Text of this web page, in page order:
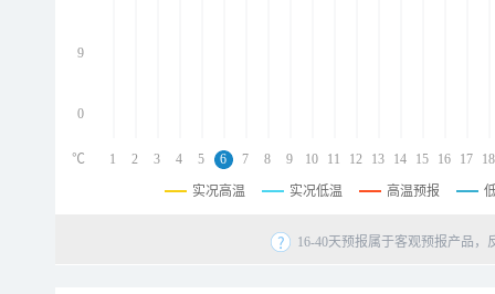
9
0
1 2 3 4 5 6 7 8 9 10 11 12 13 14 15 16 17 18
℃
实况高温 实况低温 高温预报
16-40天预报属于客观预报产品